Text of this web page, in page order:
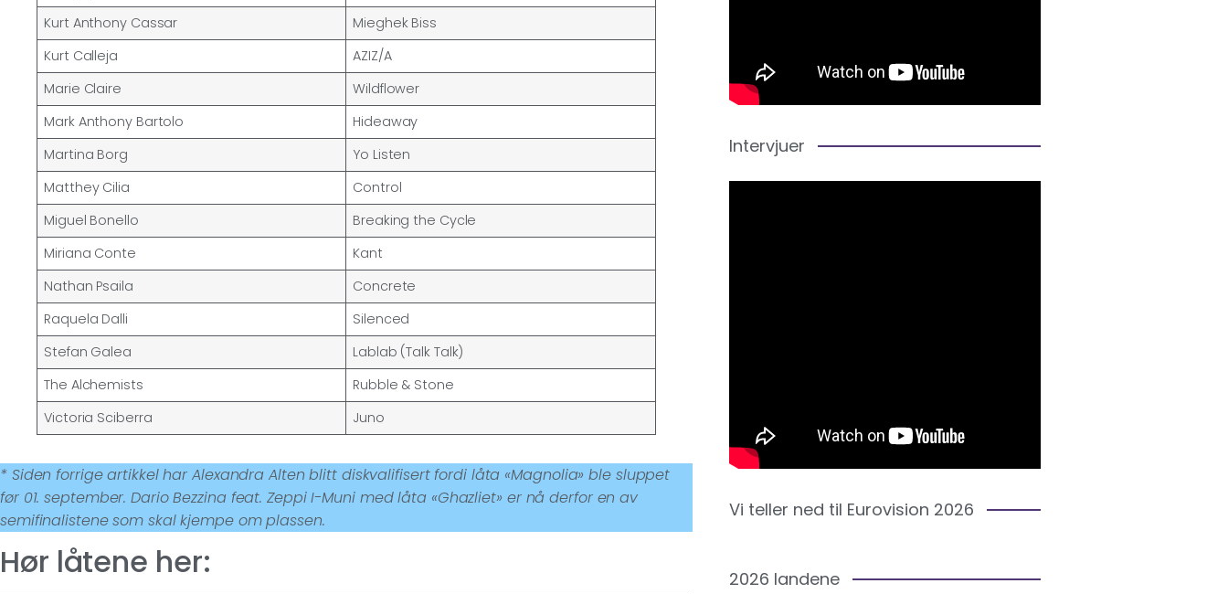
Kurt Anthony Cassar
Mieghek Biss
Kurt Calleja
AZIZ/A
Marie Claire
Wildflower
Mark Anthony Bartolo
Hideaway
Martina Borg
Yo Listen
Matthey Cilia
Control
Miguel Bonello
Breaking the Cycle
Miriana Conte
Kant
Nathan Psaila
Concrete
Raquela Dalli
Silenced
Stefan Galea
Lablab (Talk Talk)
The Alchemists
Rubble & Stone
Victoria Sciberra
Juno
* Siden forrige artikkel har Alexandra Alten blitt diskvalifisert fordi låta «Magnolia» ble sluppet
før 01. september. Dario Bezzina feat. Zeppi I-Muni med låta «Ghazliet» er nå derfor en av
semifinalistene som skal kjempe om plassen.
Hør låtene her:
Intervjuer
Vi teller ned til Eurovision 2026
2026 landene